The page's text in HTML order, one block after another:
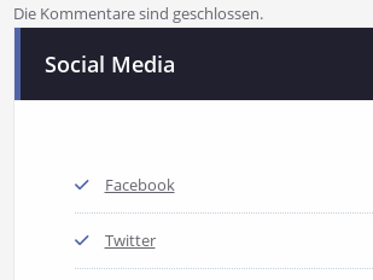
Die Kommentare sind geschlossen.
Social Media
Facebook
Twitter